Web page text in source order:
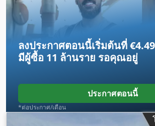
ลงประกาศตอนนี้เริ่มต้นที่ €4.49
มีผู้ซื้อ 11 ล้านราย รอคุณอยู่
ประกาศตอนนี้
*ต่อประกาศ/เดือน